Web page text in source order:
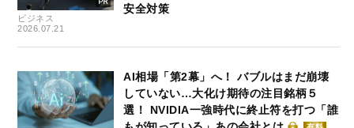
ビジネス
2026.07.21
安全対策
AI相場「第2幕」へ！ バブルはまだ崩壊
していない…大化け期待の注目銘柄５
選！ NVIDIA一強時代に終止符を打つ「誰